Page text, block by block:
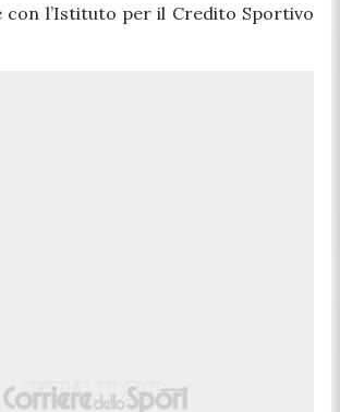
con l’Istituto per il Credito Sportivo